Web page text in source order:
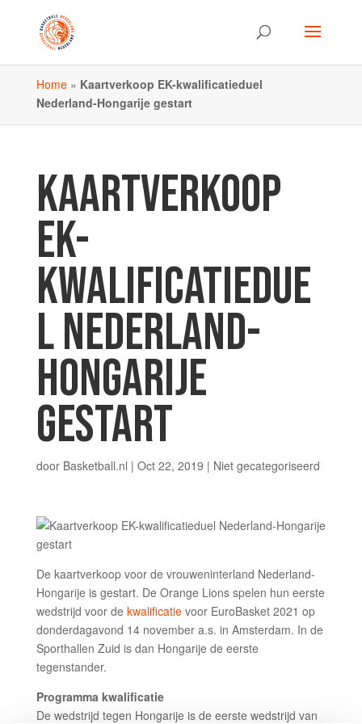
Home» Kaartverkoop EK-kwalificatieduel
Nederland-Hongarije gestart
KAARTVERKOOP
EK-
KWALIFICATIEDUE
L NEDERLAND-
HONGARIJE
GESTART
door Basketball.nl | Oct 22, 2019 | Niet gecategoriseerd
De kaartverkoop voor de vrouweninterland Nederland-
Hongarije is gestart. De Orange Lions spelen hun eerste
wedstrijd voor de kwalificatie voor EuroBasket 2021 op
donderdagavond 14 november a.s. in Amsterdam. In de
Sporthallen Zuid is dan Hongarije de eerste
tegenstander.
Programma kwalificatie
De wedstrijd tegen Hongarije is de eerste wedstrijd van